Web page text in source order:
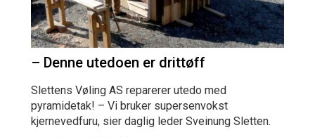
– Denne utedoen er drittøff
Slettens Vøling AS reparerer utedo med
pyramidetak! – Vi bruker supersenvokst
kjernevedfuru, sier daglig leder Sveinung Sletten.